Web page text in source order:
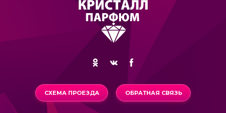
СХЕМА ПРОЕЗДА ОБРАТНАЯ СВЯЗЬ